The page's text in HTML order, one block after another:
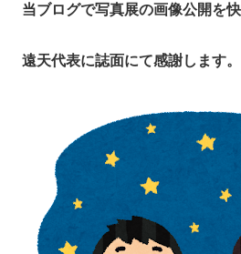
当ブログで写真展の画像公開を
遠天代表に誌面にて感謝します。